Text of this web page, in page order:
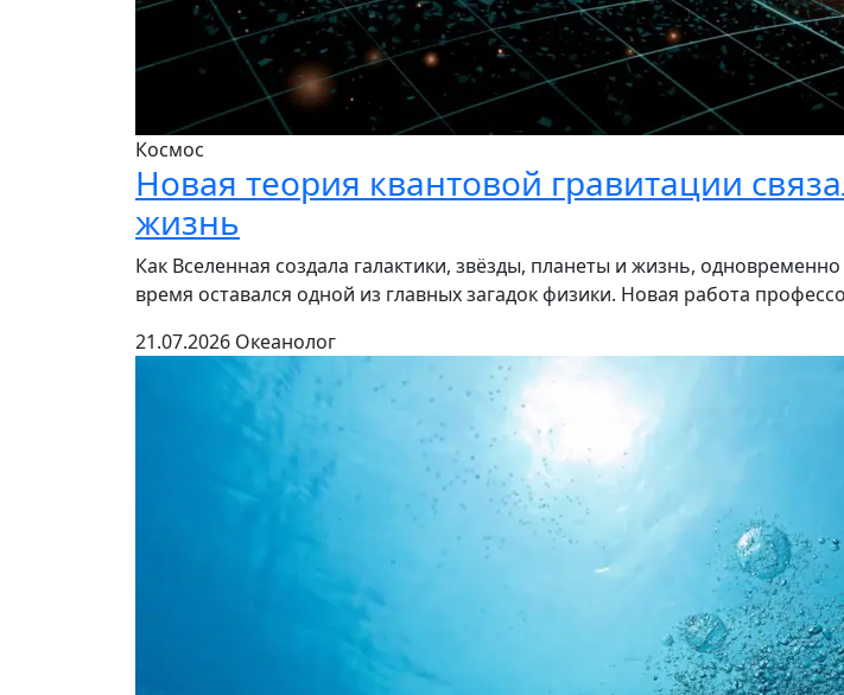
Космос
Новая теория квантовой гравитации
жизнь
Как Вселенная создала галактики, звёзды, планеты и жизнь,
время оставался одной из главных загадок физики. Новая работа
21.07.2026 Океанолог